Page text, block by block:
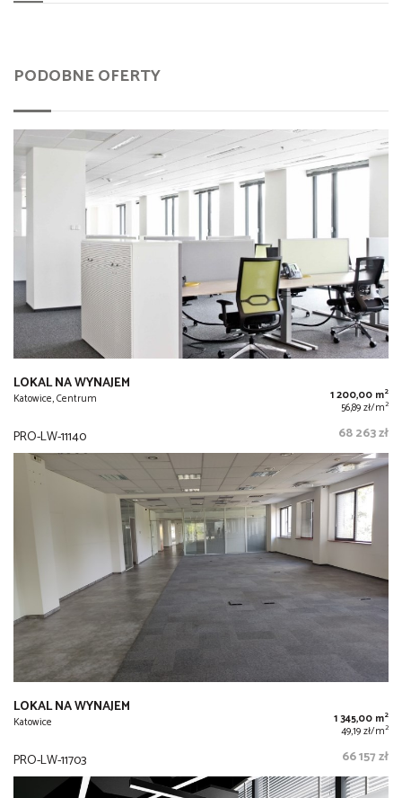
PODOBNE OFERTY
LOKAL NA WYNAJEM
Katowice, Centrum 1 200,00 m2
56,89 zł/m2
PRO-LW-11140 68 263 zł
LOKAL NA WYNAJEM
Katowice 1 345,00 m2
49,19 zł/m2
PRO-LW-11703 66 157 zł